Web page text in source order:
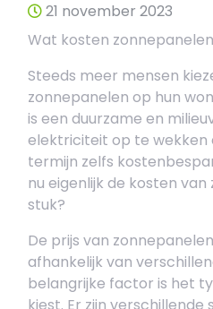
21 november 2023
Wat kosten
Steeds meer mensen
zonnepanelen op hun
is een duurzame en
elektriciteit op te wekken
termijn zelfs
nu eigenlijk de kosten
stuk?
De prijs van
afhankelijk van
belangrijke factor is het